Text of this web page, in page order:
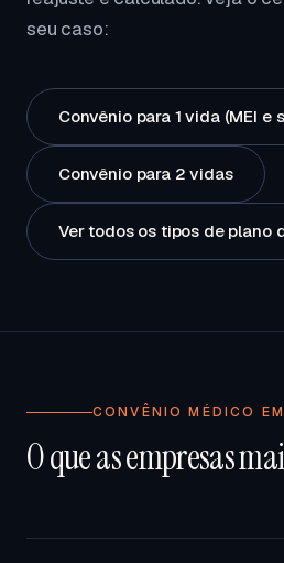
seu caso:
Convênio para 1 vida (MEI e
Convênio para 2 vidas
Ver todos os tipos de plano
CONVÊNIO MÉDICO
O que as empresas